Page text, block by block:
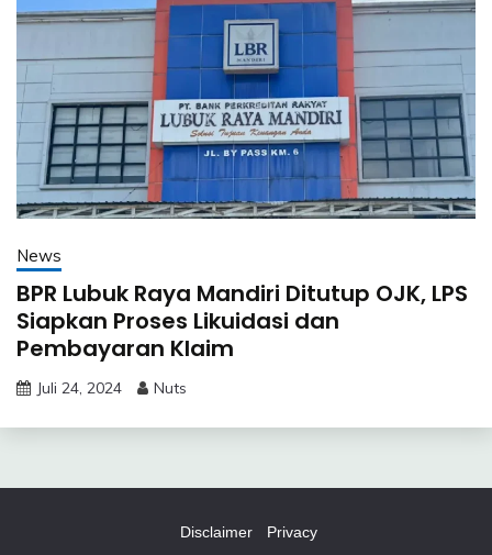
News
BPR Lubuk Raya Mandiri Ditutup OJK, LPS
Siapkan Proses Likuidasi dan
Pembayaran Klaim
Juli 24, 2024 Nuts
Disclaimer Privacy